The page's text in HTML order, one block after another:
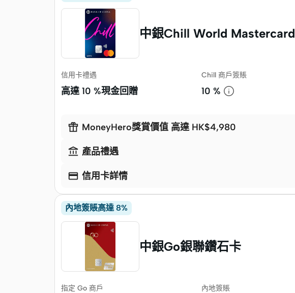
中銀Chill World Mastercard
信用卡禮遇
高達 10 %現金回贈
Chill 商戶簽賬
10 %
 MoneyHero獎賞價值 高達 HK$4,980
 產品禮遇
 信用卡詳情
內地簽賬高達 8%
中銀Go銀聯鑽石卡
指定 Go 商戶 內地簽賬